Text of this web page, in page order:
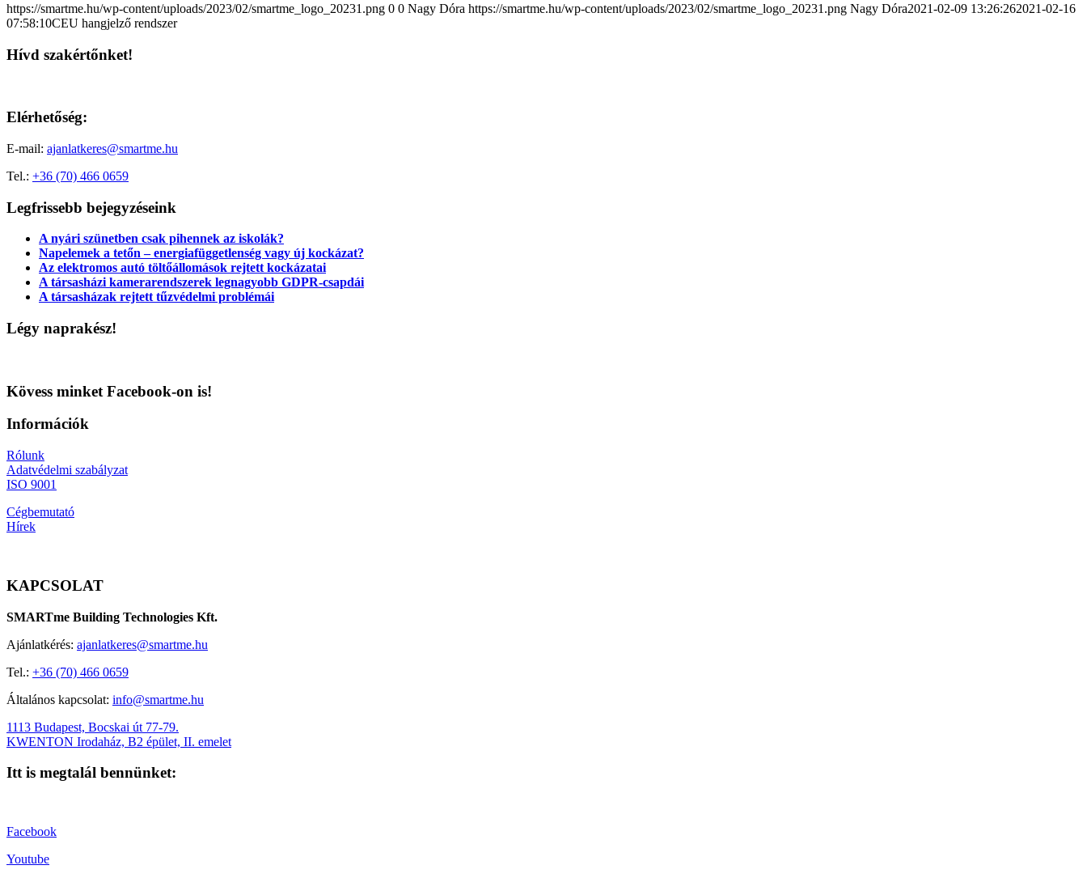
https://smartme.hu/wp-content/uploads/2023/02/smartme_logo_20231.png 0 0 Nagy Dóra https://smartme.hu/wp-content/uploads/2023/02/smartme_logo_20231.png Nagy Dóra2021-02-09 13:26:262021-02-16
07:58:10CEU hangjelző rendszer
Hívd szakértőnket!
Elérhetőség:
E-mail: ajanlatkeres@smartme.hu
Tel.: +36 (70) 466 0659
Legfrissebb bejegyzéseink
A nyári szünetben csak pihennek az iskolák?
Napelemek a tetőn – energiafüggetlenség vagy új kockázat?
Az elektromos autó töltőállomások rejtett kockázatai
A társasházi kamerarendszerek legnagyobb GDPR-csapdái
A társasházak rejtett tűzvédelmi problémái
Légy naprakész!
Kövess minket Facebook-on is!
Információk
Rólunk
Adatvédelmi szabályzat
ISO 9001
Cégbemutató
Hírek
KAPCSOLAT
SMARTme Building Technologies Kft.
Ajánlatkérés: ajanlatkeres@smartme.hu
Tel.: +36 (70) 466 0659
Általános kapcsolat: info@smartme.hu
1113 Budapest, Bocskai út 77-79.
KWENTON Irodaház, B2 épület, II. emelet
Itt is megtalál bennünket:
Facebook
Youtube